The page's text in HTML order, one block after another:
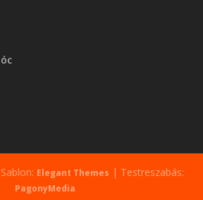
Elegant Themes | Testreszabás:
PagonyMedia